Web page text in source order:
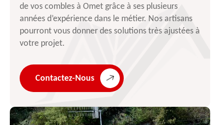
de vos combles à Omet grâce à ses plusieurs
années d’expérience dans le métier. Nos artisans
pourront vous donner des solutions très ajustées à
votre projet.
Contactez-Nous